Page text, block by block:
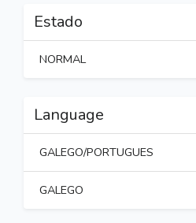
Estado
NORMAL
Language
GALEGO/PORTUGUES
GALEGO